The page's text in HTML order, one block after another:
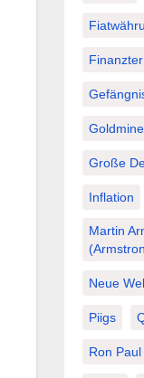
Große
Inflation
Martin
Neue
Piigs
Ron Paul